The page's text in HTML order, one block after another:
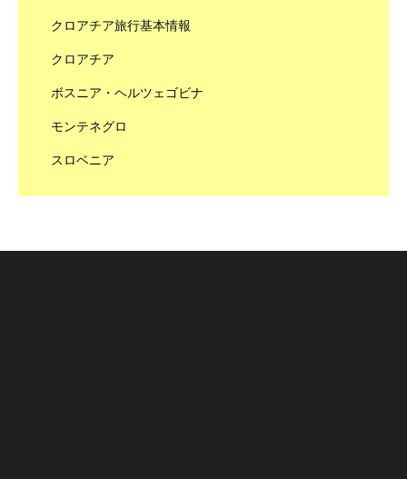
クロアチア旅行基本情報
クロアチア
ボスニア・ヘルツェゴビナ
モンテネグロ
スロベニア